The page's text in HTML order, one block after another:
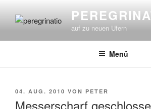
Inhalt
auf zu neuen Ufern
Menü
VERÖFFENTLICHT
04. AUG. 2010 VON PETER
Messerscharf